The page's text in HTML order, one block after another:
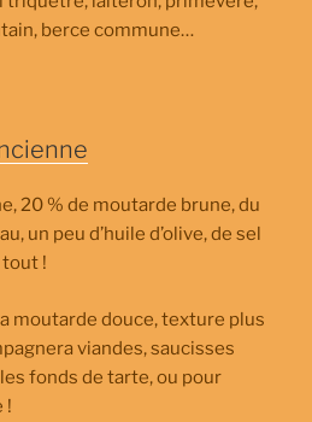
berce commune…
20 % de moutarde brune, du
un peu d’huile d’olive, de sel
tout !
moutarde douce, texture plus
viandes, saucisses
fonds de tarte, ou pour
!